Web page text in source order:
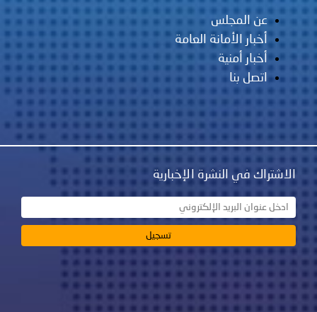
عن المجلس
أخبار الأمانة العامة
أخبار أمنية
اتصل بنا
الاشتراك في النشرة الإخبارية